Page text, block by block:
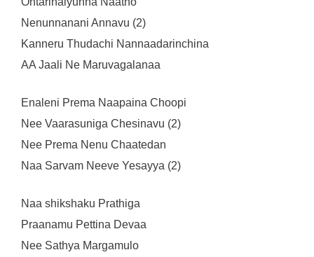
Nenunnanani Annavu (2)
Kanneru Thudachi Nannaadarinchina
AA Jaali Ne Maruvagalanaa
Enaleni Prema Naapaina Choopi
Nee Vaarasuniga Chesinavu (2)
Nee Prema Nenu Chaatedan
Naa Sarvam Neeve Yesayya (2)
Naa shikshaku Prathiga
Praanamu Pettina Devaa
Nee Sathya Margamulo